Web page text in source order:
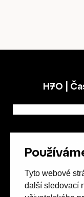
Tyto webové
další sledovací
H7O |